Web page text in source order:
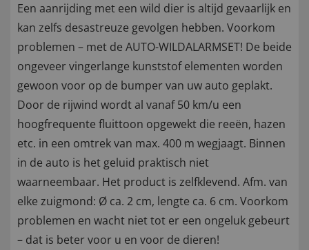
Een aanrijding met een wild dier is altijd gevaarlijk en
kan zelfs desastreuze gevolgen hebben. Voorkom
problemen – met de AUTO-WILDALARMSET! De beide
ongeveer vingerlange kunststof elementen worden
gewoon voor op de bumper van uw auto geplakt.
Door de rijwind wordt al vanaf 50 km/u een
hoogfrequente fluittoon opgewekt die reeën, hazen
etc. in een omtrek van max. 400 m wegjaagt. Binnen
in de auto is het geluid praktisch niet
waarneembaar. Het product is zelfklevend. Afm. van
elke zuigmond: Ø ca. 2 cm, lengte ca. 6 cm. Voorkom
problemen en wacht niet tot er een ongeluk gebeurt
– dat is beter voor u en voor de dieren!